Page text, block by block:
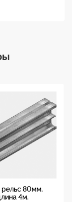
рельс 80мм.
4м.